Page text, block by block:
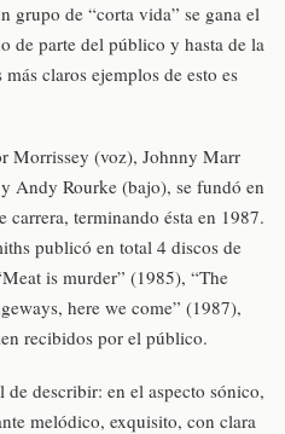
grupo de “corta vida” se gana el
de parte del público y hasta de la
claros ejemplos de esto es
Morrissey (voz), Johnny Marr
Andy Rourke (bajo), se fundó en
terminando ésta en 1987.
publicó en total 4 discos de
is murder” (1985), “The
here we come” (1987),
recibidos por el público.
describir: en el aspecto sónico,
melódico, exquisito, con clara